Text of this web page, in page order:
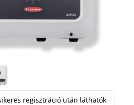
regisztráció után láthatók